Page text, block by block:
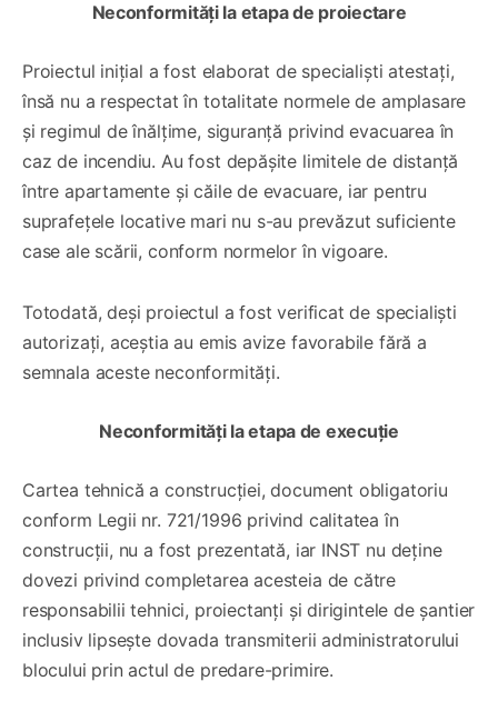
Neconformități la etapa de proiectare
Proiectul inițial a fost elaborat de specialiști atestați,
însă nu a respectat în totalitate normele de amplasare
și regimul de înălțime, siguranță privind evacuarea în
caz de incendiu. Au fost depășite limitele de distanță
între apartamente și căile de evacuare, iar pentru
suprafețele locative mari nu s-au prevăzut suficiente
case ale scării, conform normelor în vigoare.
Totodată, deși proiectul a fost verificat de specialiști
autorizați, aceștia au emis avize favorabile fără a
semnala aceste neconformități.
Neconformități la etapa de execuție
Cartea tehnică a construcției, document obligatoriu
conform Legii nr. 721/1996 privind calitatea în
construcții, nu a fost prezentată, iar INST nu deține
dovezi privind completarea acesteia de către
responsabilii tehnici, proiectanți și dirigintele de șantier
inclusiv lipsește dovada transmiterii administratorului
blocului prin actul de predare-primire.